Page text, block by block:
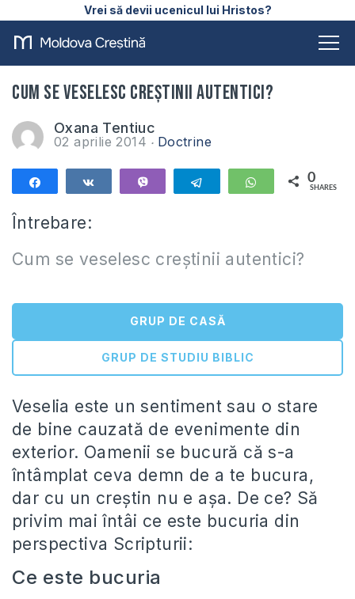
Vrei să devii ucenicul lui Hristos?
Cum se veselesc creștinii autentici?
Oxana Tentiuc
02 aprilie 2014 Doctrine
Telegram WhatsApp
0
SHARES
Întrebare:
Cum se veselesc creștinii autentici?
GRUP DE CASĂ
GRUP DE STUDIU BIBLIC
Veselia este un sentiment sau o stare
de bine cauzată de evenimente din
exterior. Oamenii se bucură că s-a
întâmplat ceva demn de a te bucura,
dar cu un creștin nu e așa. De ce? Să
privim mai întâi ce este bucuria din
perspectiva Scripturii:
Ce este bucuria